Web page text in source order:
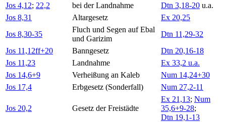
Jos 4,12; 22,2 bei der Landnahme Dtn 3,18-20 u.a.
Jos 8,31
Altargesetz
Ex 20,25
Jos 8,30-35
Fluch und Segen auf Ebal
und Garizim
Dtn 11,29-32
Jos 11,12ff+20
Banngesetz
Dtn 20,16-18
Jos 11,23
Landnahme
Ex 33,2 u.a.
Jos 14,6+9
Verheißung an Kaleb
Num 14,24+30
Jos 17,4
Erbgesetz (Sonderfall) Num 27,2-11
Jos 20,2 Gesetz der Freistädte
Ex 21,13; Num
35,6+9-28;
Dtn 19,1-13